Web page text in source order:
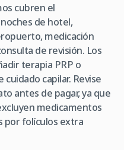
cubren el
de hotel,
medicación
de revisión. Los
terapia PRP o
cuidado capilar. Revise
antes de pagar, ya que
medicamentos
por folículos extra